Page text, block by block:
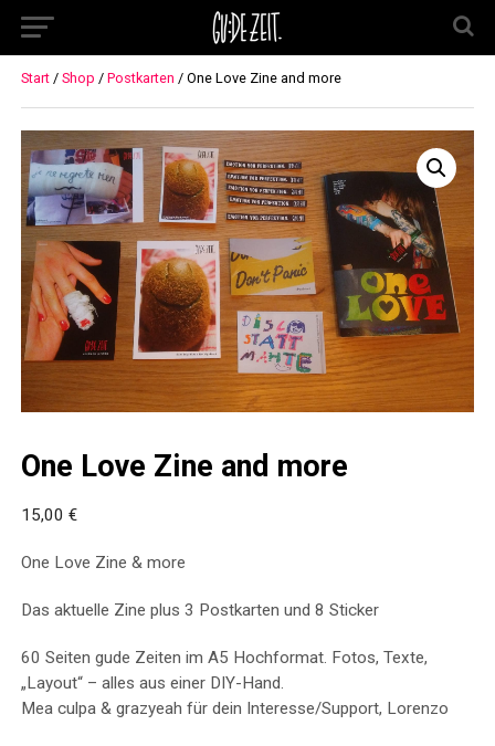
Start/ Shop / Postkarten / One Love Zine and more
One Love Zine and more
15,00 €
One Love Zine & more
Das aktuelle Zine plus 3 Postkarten und 8 Sticker
60 Seiten gude Zeiten im A5 Hochformat. Fotos, Texte,
„Layout“ – alles aus einer DIY-Hand.
Mea culpa & grazyeah für dein Interesse/Support, Lorenzo